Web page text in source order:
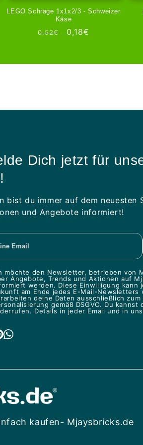
LEGO Schräge 1x1x2/3 - Schweizer
Käse
Normale
0,52€ Aanbiedingsprijs
0,18€
Dich jetzt für
bist du immer auf dem neuesten
und Angebote informiert!
möchte den Newsletter, betrieben von
Angebote, Trends und Aktionen auf
werden. Diese Einwilligung kann
am Ende jedes E-Mail-Newsletters
deine Daten ausschließlich
gemäß DSGVO. Du
Details in jeder Email und in
kaufen- Mjaysbricks.de